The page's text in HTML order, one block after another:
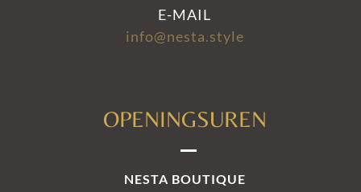
E-MAIL
info@nesta.style
OPENINGSUREN
NESTA BOUTIQUE